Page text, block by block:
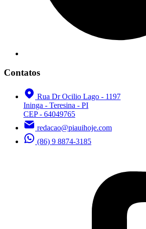
Contatos
Rua Dr Ocilio Lago - 1197
Ininga - Teresina - PI
CEP - 64049765
redacao@piauihoje.com
(86) 9 8874-3185